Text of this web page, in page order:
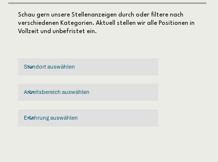
Schau gern unsere Stellenanzeigen durch oder filtere nach
verschiedenen Kategorien. Aktuell stellen wir alle Positionen in
Vollzeit und unbefristet ein.